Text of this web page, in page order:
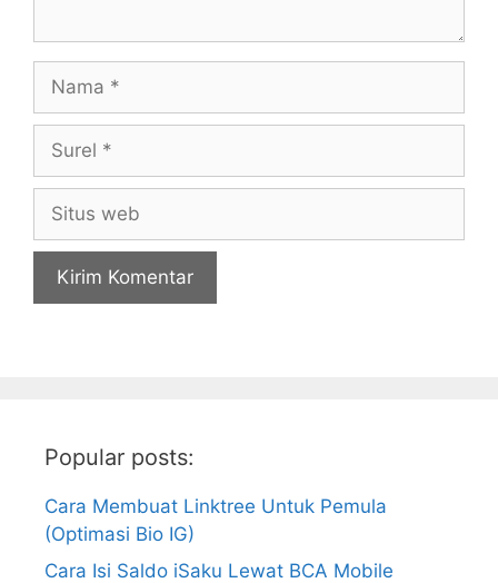
Nama
Surel
Situs
web
Popular posts:
Cara Membuat Linktree Untuk Pemula
(Optimasi Bio IG)
Cara Isi Saldo iSaku Lewat BCA Mobile